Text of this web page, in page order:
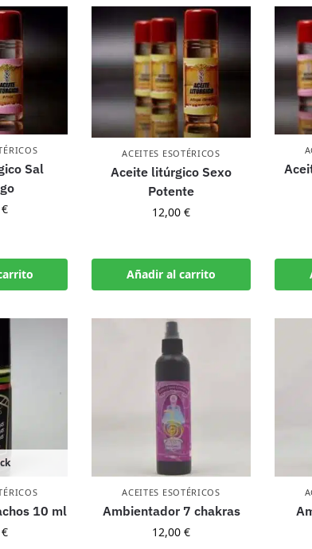
Sal
€
ACEITES ESOTÉRICOS
Aceite litúrgico Sexo
Potente
12,00€
Añadir al carrito
10 ml
€
ACEITES ESOTÉRICOS
Ambientador 7 chakras
12,00€